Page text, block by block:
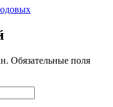
Обязательные поля